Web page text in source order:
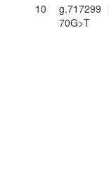
10
g.717299
70G>T